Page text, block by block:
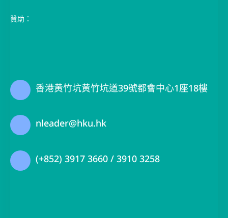
贊助：
香港黄竹坑黄竹坑道39號都會中心1座18樓
nleader@hku.hk
(+852) 3917 3660 / 3910 3258